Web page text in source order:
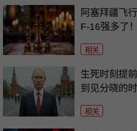
阿塞拜疆飞
F-16强多了！
相关
生死时刻提
到见分晓的时
相关